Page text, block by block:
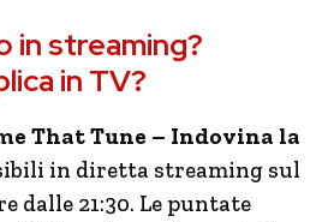
in streaming?
in TV?
That Tune – Indovina la
in diretta streaming sul
dalle 21:30. Le puntate